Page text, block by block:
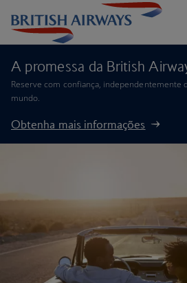
A promessa da British
Reserve com confiança, independentemente
mundo.
Obtenha mais informações